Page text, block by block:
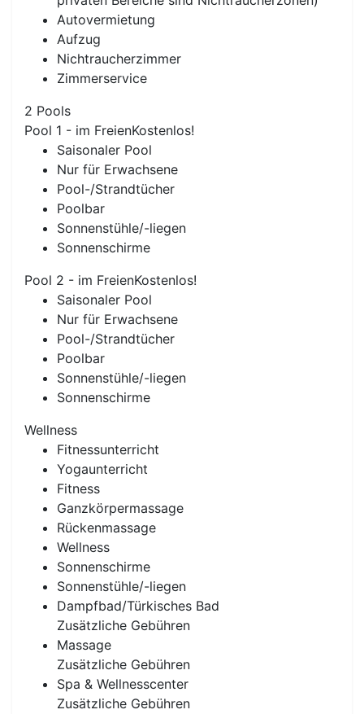
Autovermietung
Aufzug
Nichtraucherzimmer
Zimmerservice
2 Pools
Pool 1 - im FreienKostenlos!
Saisonaler Pool
Nur für Erwachsene
Pool-/Strandtücher
Poolbar
Sonnenstühle/-liegen
Sonnenschirme
Pool 2 - im FreienKostenlos!
Saisonaler Pool
Nur für Erwachsene
Pool-/Strandtücher
Poolbar
Sonnenstühle/-liegen
Sonnenschirme
Wellness
Fitnessunterricht
Yogaunterricht
Fitness
Ganzkörpermassage
Rückenmassage
Wellness
Sonnenschirme
Sonnenstühle/-liegen
Dampfbad/Türkisches Bad
Zusätzliche Gebühren
Massage
Zusätzliche Gebühren
Spa & Wellnesscenter
Zusätzliche Gebühren